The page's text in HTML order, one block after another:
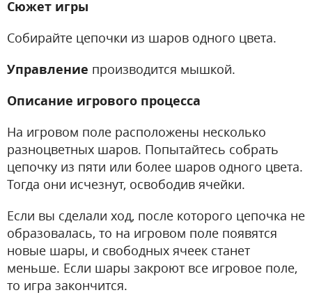
Сюжет игры
Собирайте цепочки из шаров одного цвета.
Управление производится мышкой.
Описание игрового процесса
На игровом поле расположены несколько
разноцветных шаров. Попытайтесь собрать
цепочку из пяти или более шаров одного цвета.
Тогда они исчезнут, освободив ячейки.
Если вы сделали ход, после которого цепочка не
образовалась, то на игровом поле появятся
новые шары, и свободных ячеек станет
меньше. Если шары закроют все игровое поле,
то игра закончится.